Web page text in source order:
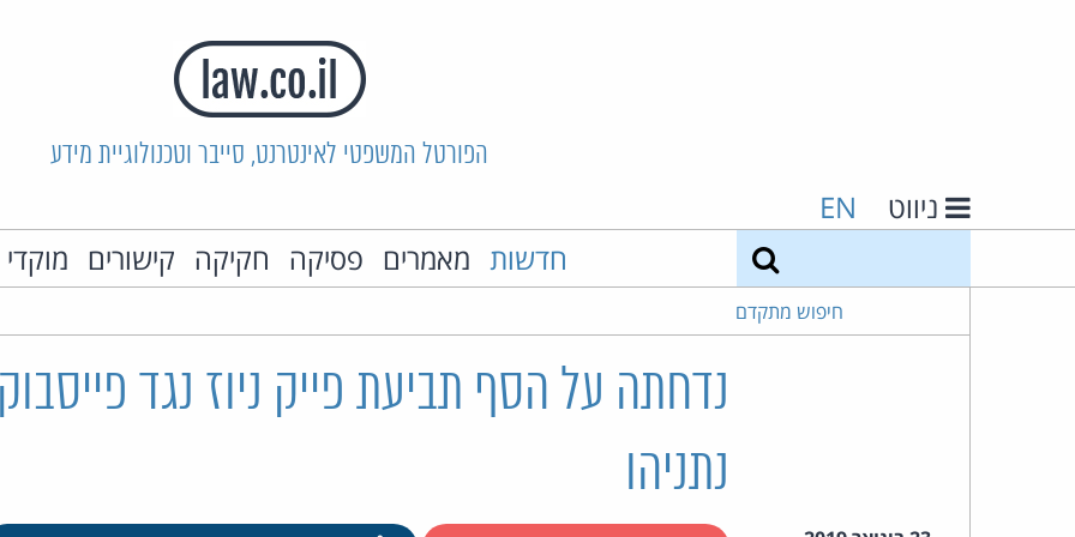
הפורטל המשפטי לאינטרנט, סייבר וטכנולוגיית מידע
ניווט EN
חדשות מאמרים פסיקה חקיקה קישורים
חיפוש מתקדם
נדחתה על הסף תביעת פייק ניוז נגד פייסבוק
נתניהו